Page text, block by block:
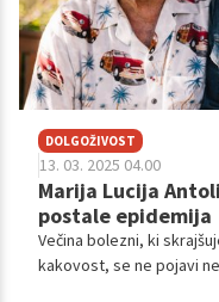
DOLGOŽIVOST
13. 03. 2025 04.00
Marija Lucija
postale epidemija
Večina bolezni, ki
kakovost, se ne pojavi